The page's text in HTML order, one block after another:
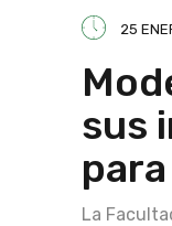
25
sus
La